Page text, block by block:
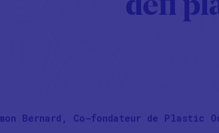
défi
Bernard, Co-fondateur de Plastic